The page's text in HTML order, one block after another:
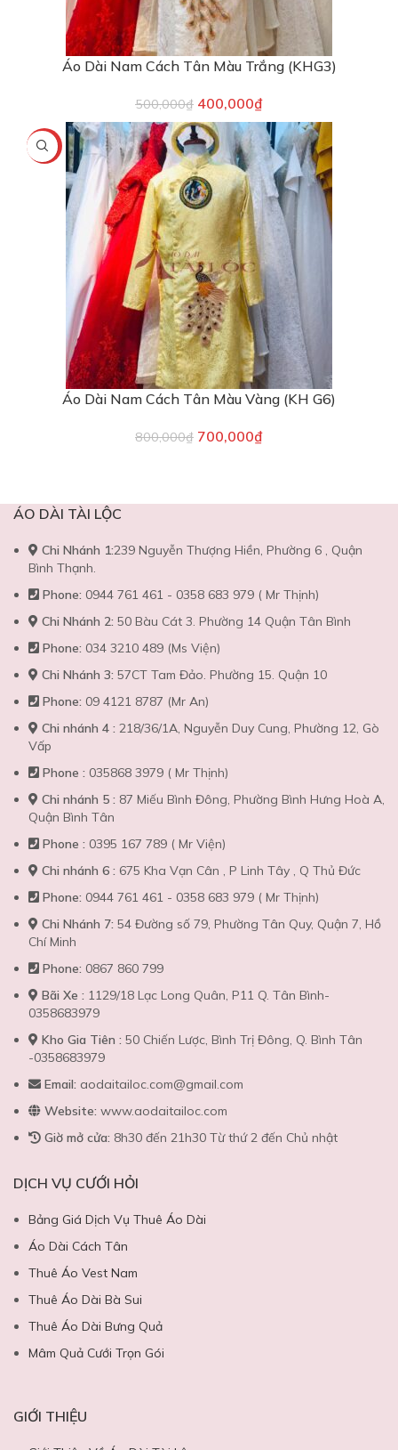
Áo Dài Nam Cách Tân Màu Trắng (KHG3)
500,000₫ 400,000₫
-13%
Áo Dài Nam Cách Tân Màu Vàng (KH G6)
800,000₫ 700,000₫
ÁO DÀI TÀI LỘC
Chi Nhánh 1:239 Nguyễn Thượng Hiền, Phường 6 , Quận
Bình Thạnh.
Phone: 0944 761 461 - 0358 683 979 ( Mr Thịnh)
Chi Nhánh 2: 50 Bàu Cát 3. Phường 14 Quận Tân Bình
Phone: 034 3210 489 (Ms Viện)
Chi Nhánh 3: 57CT Tam Đảo. Phường 15. Quận 10
Phone: 09 4121 8787 (Mr An)
Chi nhánh 4 : 218/36/1A, Nguyễn Duy Cung, Phường 12, Gò
Vấp
Phone : 035868 3979 ( Mr Thịnh)
Chi nhánh 5 : 87 Miếu Bình Đông, Phường Bình Hưng Hoà A,
Quận Bình Tân
Phone : 0395 167 789 ( Mr Viện)
Chi nhánh 6 : 675 Kha Vạn Cân , P Linh Tây , Q Thủ Đức
Phone: 0944 761 461 - 0358 683 979 ( Mr Thịnh)
Chi Nhánh 7: 54 Đường số 79, Phường Tân Quy, Quận 7, Hồ
Chí Minh
Phone: 0867 860 799
Bãi Xe : 1129/18 Lạc Long Quân, P11 Q. Tân Bình-
0358683979
Kho Gia Tiên : 50 Chiến Lược, Bình Trị Đông, Q. Bình Tân
-0358683979
Email: aodaitailoc.com@gmail.com
Website: www.aodaitailoc.com
Giờ mở cửa: 8h30 đến 21h30 Từ thứ 2 đến Chủ nhật
DỊCH VỤ CƯỚI HỎI
Bảng Giá Dịch Vụ Thuê Áo Dài
Áo Dài Cách Tân
Thuê Áo Vest Nam
Thuê Áo Dài Bà Sui
Thuê Áo Dài Bưng Quả
Mâm Quả Cưới Trọn Gói
GIỚI THIỆU